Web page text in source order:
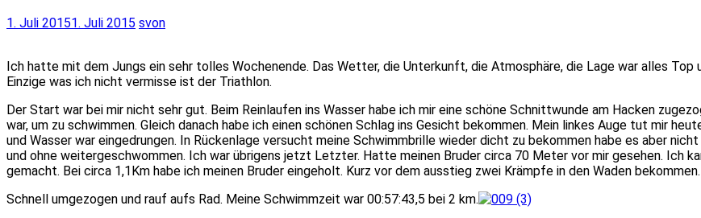
1. Juli 20151. Juli 2015 svon
Ich hatte mit ­dem Jungs ein sehr tolles Wochenende. Das Wetter, die Unterkunft, die Atmosphäre, die Lage war alles
Einzige was ich nicht vermisse ist der Triathlon.
Der Start war bei mir nicht sehr gut. Beim Reinlaufen ins Wasser habe ich mir eine schöne Schnittwunde am Hacken
war, um zu schwimmen. Gleich danach habe ich einen schönen Schlag ins Gesicht bekommen. Mein linkes Auge tut mir
und Wasser war eingedrungen. In Rückenlage versucht meine Schwimmbrille wieder dicht zu bekommen habe es aber
und ohne weitergeschwommen. Ich war übrigens jetzt Letzter. ­Hatte meinen Bruder circa ­70 Meter vor mir gesehen. Ich
gemacht. Bei circa 1,1Km habe ich meinen Bruder eingeholt. Kurz vor dem ausstieg zwei Krämpfe in den Waden bekommen.
Schnell umgezogen und rauf aufs Rad. Meine Schwimmzeit war 00:57:43,5 bei 2 km.